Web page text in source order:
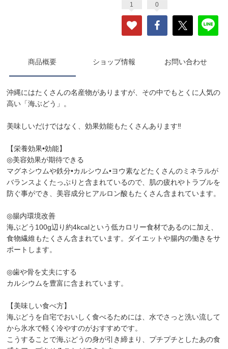
1 0
商品概要 ショップ情報 お問い合わせ
沖縄にはたくさんの名産物がありますが、その中でもとくに人気の
高い「海ぶどう」。
美味しいだけではなく、効果効能もたくさんあります‼︎
【栄養効果•効能】
◎美容効果が期待できる
マグネシウムや鉄分•カルシウム•ヨウ素などたくさんのミネラルが
バランスよくたっぷりと含まれているので、肌の疲れやトラブルを
防ぐ事ができ、美容成分ヒアルロン酸もたくさん含まれています。
◎腸内環境改善
海ぶどう100g辺り約4kcalという低カロリー食材であるのに加え、
食物繊維もたくさん含まれています。ダイエットや腸内の働きをサ
ポートします。
◎歯や骨を丈夫にする
カルシウムを豊富に含まれています。
【美味しい食べ方】
海ぶどうを自宅でおいしく食べるためには、水でさっと洗い流して
から氷水で軽く冷やすのがおすすめです。
こうすることで海ぶどうの身が引き締まり、プチプチとしたあの食